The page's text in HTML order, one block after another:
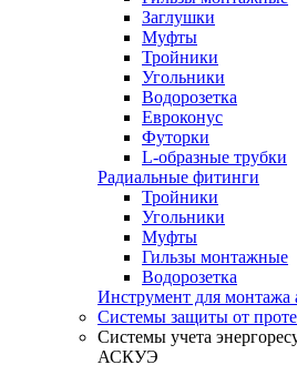
Заглушки
Муфты
Тройники
Угольники
Водорозетка
Евроконус
Футорки
L-образные трубки
Радиальные фитинги
Тройники
Угольники
Муфты
Гильзы монтажные
Водорозетка
Инструмент для монтажа
Системы защиты от
Системы учета
АСКУЭ